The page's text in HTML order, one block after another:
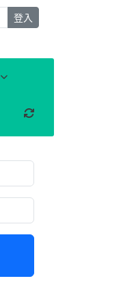
登入
重新取得佈景設定